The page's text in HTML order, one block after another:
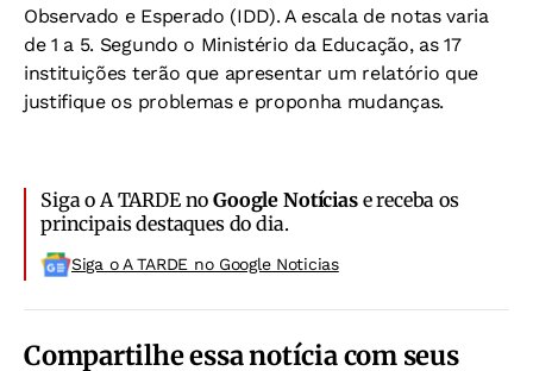
Observado e Esperado (IDD). A escala de notas varia
de 1 a 5. Segundo o Ministério da Educação, as 17
instituições terão que apresentar um relatório que
justifique os problemas e proponha mudanças.
Siga o A TARDE noGoogle Notíciase receba os
principais destaques do dia.
Siga o A TARDE no Google Noticias
Compartilhe essa notícia com seus